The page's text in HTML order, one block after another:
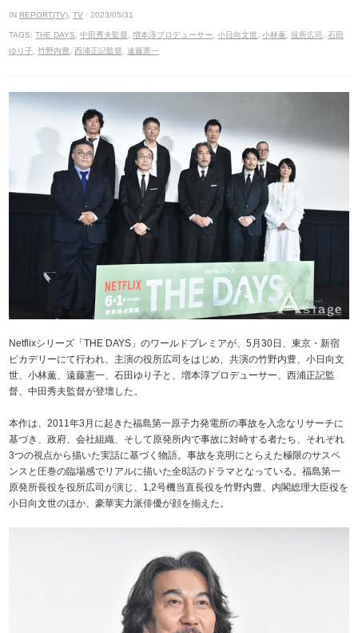
IN REPORT(TV) ,TV · 2023/05/31
TAGS:THE DAYS ,中田秀夫監督 ,増本淳プロデューサー ,小日向文世 ,小林薫 ,役所広司 ,石田
ゆり子 ,竹野内豊 ,西浦正記監督 ,遠藤憲一
Netflixシリーズ「THE DAYS」のワールドプレミアが、5月30日、東京・新宿
ピカデリーにて行われ、主演の役所広司をはじめ、共演の竹野内豊、小日向文
世、小林薫、遠藤憲一、石田ゆり子と、増本淳プロデューサー、西浦正記監
督、中田秀夫監督が登壇した。
本作は、2011年3月に起きた福島第一原子力発電所の事故を入念なリサーチに
基づき、政府、会社組織、そして原発所内で事故に対峙する者たち、それぞれ
3つの視点から描いた実話に基づく物語。事故を克明にとらえた極限のサスペ
ンスと圧巻の臨場感でリアルに描いた全8話のドラマとなっている。福島第一
原発所長役を役所広司が演じ、1,2号機当直長役を竹野内豊、内閣総理大臣役を
小日向文世のほか、豪華実力派俳優が顔を揃えた。